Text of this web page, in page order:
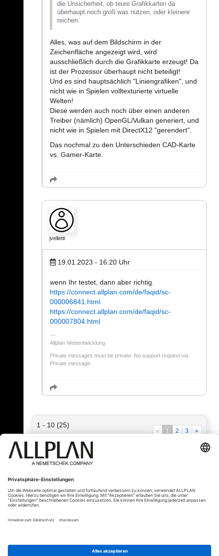
die Unsicherheit, ob teure Grafikkarten da
überhaupt noch groß was nützen, oder kleinere
reichen.
Alles, was auf dem Bildschirm in der
Zeichenfläche angezeigt wird, wird
ausschließlich durch die Grafikkarte erzeugt! Da
ist der Prozessor überhaupt nicht beteiligt!
Und es sind hauptsächlich "Liniengrafiken", und
nicht wie in Spielen volltexturierte virtuelle
Welten!
Diese werden auch noch über einen anderen
Treiber (nämlich) OpenGL/Vulkan generiert, und
nicht wie in Spielen mit DirectX12 "gerendert".
Das nochmal zu den Unterschieden CAD-Karte
vs. Gamer-Karte.
jvelletti
19.01.2023 - 16:20 Uhr
wenn Ihr testet, dann aber richtig.
https://connect.allplan.com/de/faqid/sc-
000006841.html
https://connect.allplan.com/de/faqid/sc-
000007804.html
Allplan Webentwicklung
Private messages must be private. No support request via
Private message.
1 - 10 (25)
« 1 2 3 »
« Zurück
© ALLPLAN Deutschland GmbH ALLPLAN ist Teil der